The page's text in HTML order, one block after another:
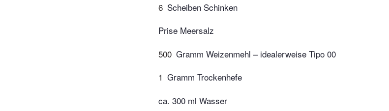
6 Scheiben Schinken
Prise Meersalz
500 Gramm Weizenmehl – idealerweise Tipo 00
1 Gramm Trockenhefe
ca. 300 ml Wasser